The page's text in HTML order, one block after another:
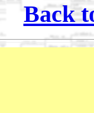
Back